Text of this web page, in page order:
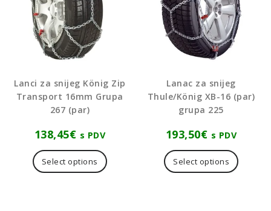
Lanci za snijeg König Zip
Transport 16mm Grupa
267 (par)
138,45€ s PDV
Select options
Lanac za snijeg
Thule/König XB-16 (par)
grupa 225
193,50€ s PDV
Select options